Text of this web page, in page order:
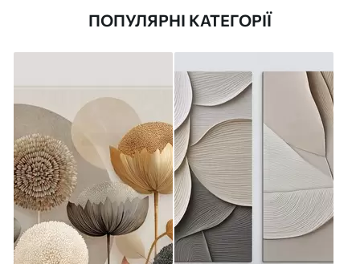
ПОПУЛЯРНІ КАТЕГОРІЇ